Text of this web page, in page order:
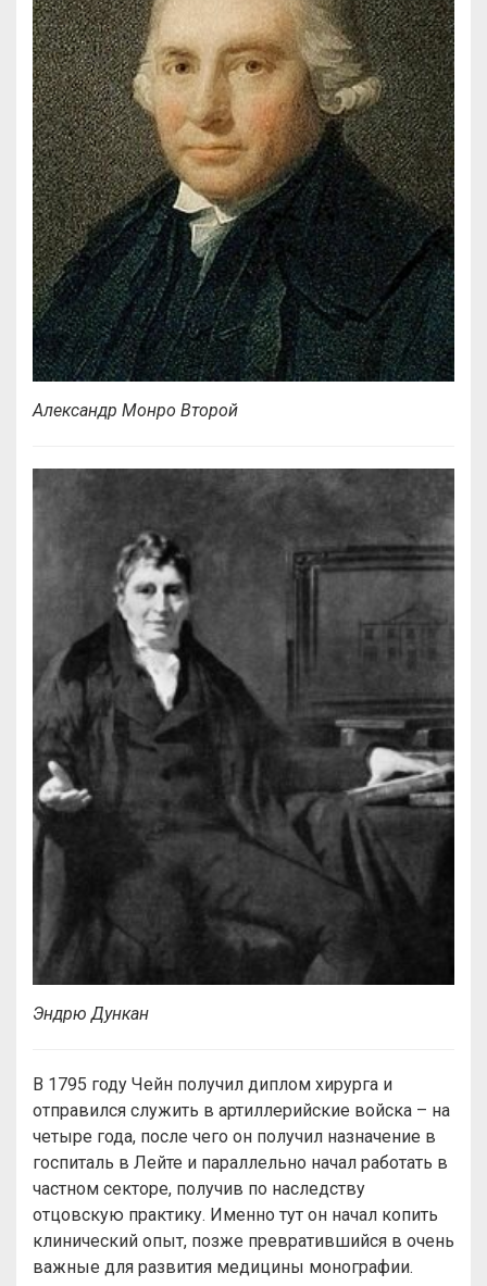
Александр Монро Второй
Эндрю Дункан
В 1795 году Чейн получил диплом хирурга и
отправился служить в артиллерийские войска – на
четыре года, после чего он получил назначение в
госпиталь в Лейте и параллельно начал работать в
частном секторе, получив по наследству
отцовскую практику. Именно тут он начал копить
клинический опыт, позже превратившийся в очень
важные для развития медицины монографии.